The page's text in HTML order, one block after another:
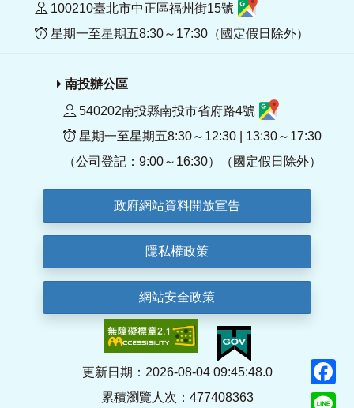
100210臺北市中正區福州街15號
星期一至星期五8:30～17:30（國定假日除外）
南投辦公區
540202南投縣南投市省府路4號
星期一至星期五8:30～12:30 | 13:30～17:30
（公司登記：9:00～16:30）（國定假日除外）
政府網站資料開放宣告
隱私權政策
網站安全政策
更新日期：2026-08-04 09:45:48.0
累積瀏覽人次：477408363